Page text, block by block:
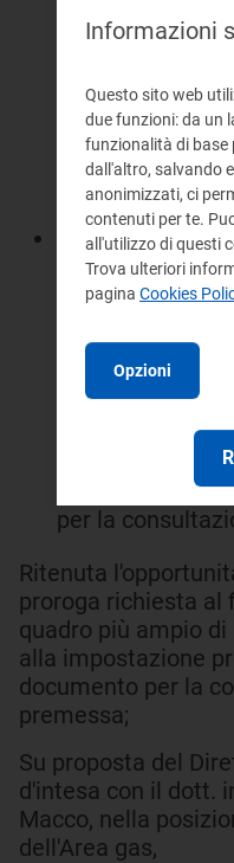
significativo di
dall'adozione
provvedimenti
materia;
le motivazioni
richieste
parte dei
causa della
argomenti
dei
per la
Ritenuta
proroga richiesta al
quadro più ampio
alla impostazione
documento per la
premessa;
Su proposta del
d'intesa con il dott.
Macco, nella
dell'Area gas,
Informazioni
Questo sito web
due funzioni: da un
funzionalità di base
dall'altro, salvando
anonimizzati, ci
contenuti per te.
all'utilizzo di questi
Trova ulteriori
pagina Cookies
Opzioni